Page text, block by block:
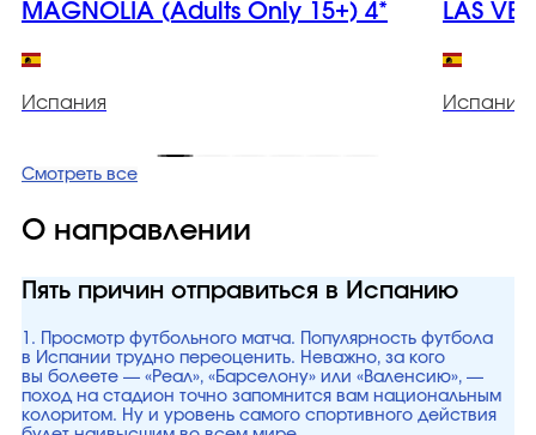
MAGNOLIA (Adults Only 15+) 4*
Испания
LAS
Испания
Смотреть все
О направлении
Пять причин отправиться в Испанию
1. Просмотр футбольного матча. Популярность футбола
в Испании трудно переоценить. Неважно, за кого
вы болеете — «Реал», «Барселону» или «Валенсию», —
поход на стадион точно запомнится вам национальным
колоритом. Ну и уровень самого спортивного действия